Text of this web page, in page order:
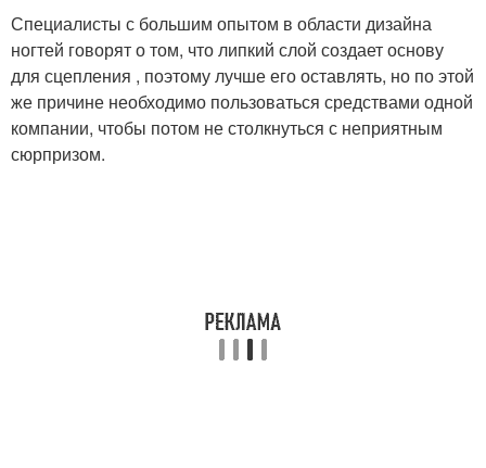
Специалисты с большим опытом в области дизайна
ногтей говорят о том, что липкий слой создает основу
для сцепления , поэтому лучше его оставлять, но по этой
же причине необходимо пользоваться средствами одной
компании, чтобы потом не столкнуться с неприятным
сюрпризом.